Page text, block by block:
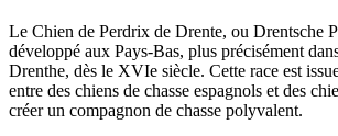
Le Chien de Perdrix de Drente, ou Drentsche
développé aux Pays-Bas, plus précisément
Drenthe, dès le XVIe siècle. Cette race est
entre des chiens de chasse espagnols et des
créer un compagnon de chasse polyvalent.